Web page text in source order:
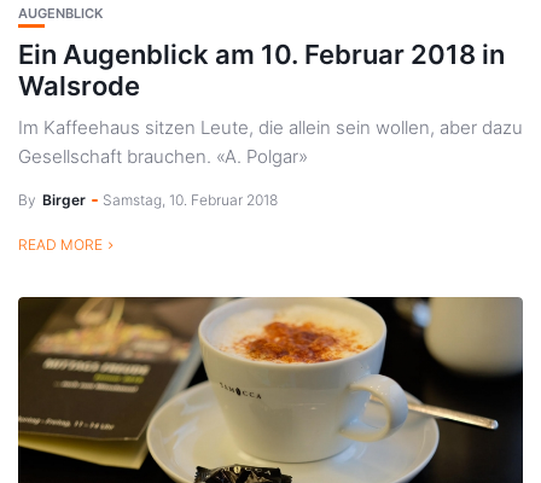
AUGENBLICK
Ein Augenblick am 10. Februar 2018 in
Walsrode
Im Kaffeehaus sitzen Leute, die allein sein wollen, aber dazu
Gesellschaft brauchen. «A. Polgar»
By Birger Samstag, 10. Februar 2018
READ MORE